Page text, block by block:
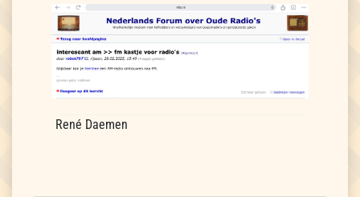
René Daemen